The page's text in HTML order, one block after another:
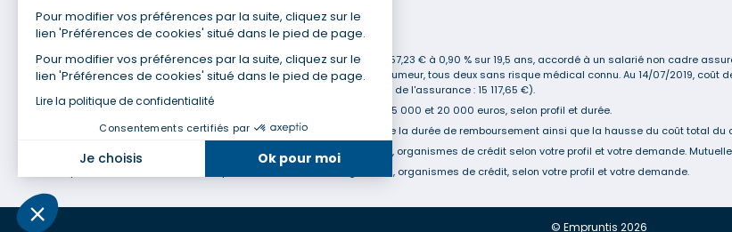
Pour modifier vos préférences par la suite, cliquez sur le
lien 'Préférences de cookies' situé dans le pied de page.
Pour modifier vos préférences par la suite, cliquez sur le
lien 'Préférences de cookies' situé dans le pied de page.
Lire la politique de confidentialité
Consentements certifiés par
Je choisis Ok pour moi
Notre plateforme vous permet d'adapter et de gérer vos paramètres de confidentialité, en garantissant la
(1) Taux fixe national hors assurance et selon votre profil
(2) Économie de 65 % pour l'assurance d'un prêt amortissable de 330 457,23 € à 0,90 % sur 19,5 ans, accordé à un salarié non cadre
cadre assurée à 100 % (décès, PTIA, IPP, ITT, IPP) âgée de 35 ans et non-fumeur, tous deux sans risque médical connu. Au 14/07/2019,
en moyenne au 14/07/2022 avec Empruntis.com (TAEA : 0,44 %, coût total de l'assurance : 15 117,65 €).
(3) Taux minimum pour un crédit consommation d'un montant fixé entre 5 000 et 20 000 euros, selon profil et durée.
(4) La diminution du montant des mensualités entraîne l'allongement de la durée de remboursement ainsi que la hausse du coût total du
(5) Banques de réseau, mutualistes, spécialisées, directions régionales, organismes de crédit selon votre profil et votre demande.
(6) Banques de réseau, mutualistes, spécialisées, directions régionales, organismes de crédit, selon votre profil et votre demande.
© Empruntis 2026